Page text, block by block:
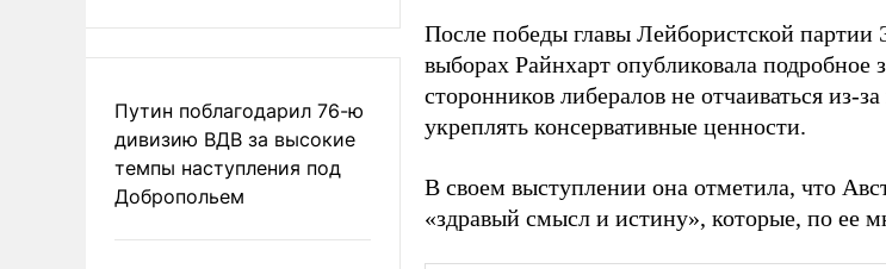
Путин поблагодарил 76-ю
дивизию ВДВ за высокие
темпы наступления под
Добропольем
После победы главы Лейбористской
выборах Райнхарт опубликовала подробное
сторонников либералов не отчаиваться из-
укреплять консервативные ценности.
В своем выступлении она отметила, что
«здравый смысл и истину», которые, по ее